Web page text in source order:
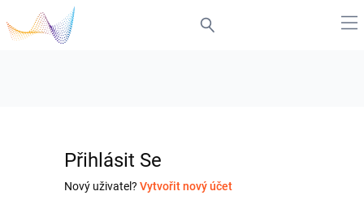
Přihlásit Se
Nový uživatel? Vytvořit nový účet